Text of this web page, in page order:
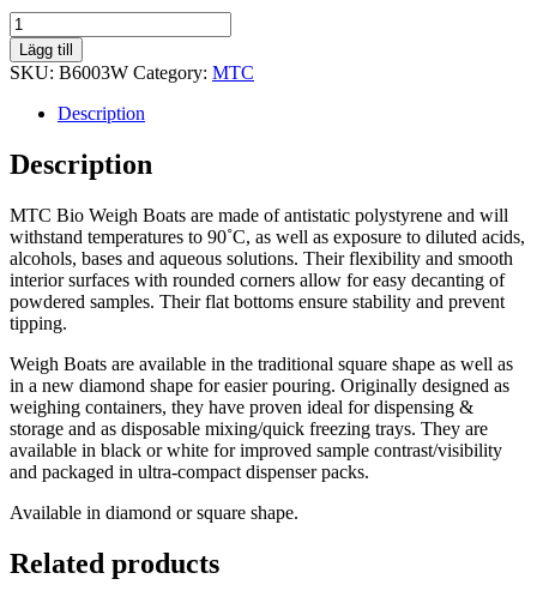
Weigh
Boat,
white,
250mL,
140
x
quantity
Lägg till
SKU: B6003W Category: MTC
Description
Description
MTC Bio Weigh Boats are made of antistatic polystyrene and will
withstand temperatures to 90˚C, as well as exposure to diluted acids,
alcohols, bases and aqueous solutions. Their flexibility and smooth
interior surfaces with rounded corners allow for easy decanting of
powdered samples. Their flat bottoms ensure stability and prevent
tipping.
Weigh Boats are available in the traditional square shape as well as
in a new diamond shape for easier pouring. Originally designed as
weighing containers, they have proven ideal for dispensing &
storage and as disposable mixing/quick freezing trays. They are
available in black or white for improved sample contrast/visibility
and packaged in ultra-compact dispenser packs.
Available in diamond or square shape.
Related products